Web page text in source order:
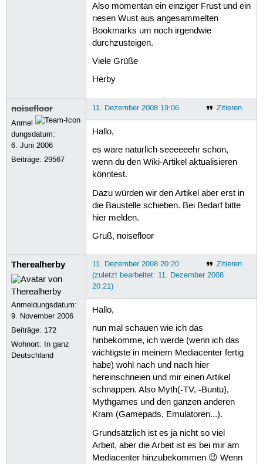
Also momentan ein einziger Frust und ein
riesen Wust aus angesammelten
Bookmarks um noch irgendwie
durchzusteigen.
Viele Grüße
Herby
noisefloor
Anmel
dungsdatum:
6. Juni 2006
Beiträge:29567
Zitieren
11. Dezember 2008 19:06
Hallo,
es wäre natürlich seeeeeehr schön,
wenn du den Wiki-Artikel aktualisieren
könntest.
Dazu würden wir den Artikel aber erst in
die Baustelle schieben. Bei Bedarf bitte
hier melden.
Gruß, noisefloor
Therealherby
Anmeldungsdatum:
9. November 2006
Beiträge: 172
Wohnort: In ganz
Deutschland
Zitieren
11. Dezember 2008 20:20
(zuletzt bearbeitet: 11. Dezember 2008
20:21)
Hallo,
nun mal schauen wie ich das
hinbekomme, ich werde (wenn ich das
wichtigste in meinem Mediacenter fertig
habe) wohl nach und nach hier
hereinschneien und mir einen Artikel
schnappen. Also Myth(-TV, -Buntu),
Mythgames und den ganzen anderen
Kram (Gamepads, Emulatoren...).
Grundsätzlich ist es ja nicht so viel
Arbeit, aber die Arbeit ist es bei mir am
Mediacenter hinzubekommen 😉 Wenn